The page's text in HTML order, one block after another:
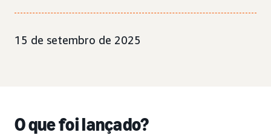
15 de setembro de 2025
O que foi lançado?